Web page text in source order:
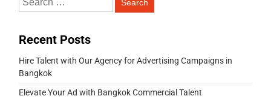
Recent Posts
Hire Talent with Our Agency for Advertising Campaigns in
Bangkok
Elevate Your Ad with Bangkok Commercial Talent